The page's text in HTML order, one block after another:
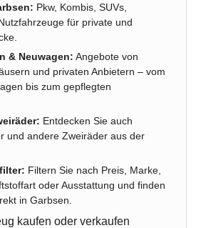
Pkw, Kombis, SUVs,
für private und
& Neuwagen: Angebote von
und privaten Anbietern – vom
bis zum gepflegten
Entdecken Sie auch
und andere Zweiräder aus der
Filtern Sie nach Preis, Marke,
oder Ausstattung und finden
in Garbsen.
kaufen oder verkaufen